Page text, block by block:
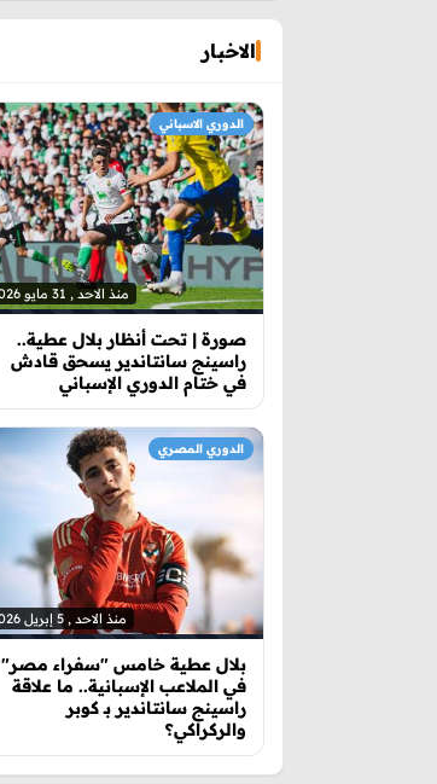
الاخبار
منذ الاحد , 31 مايو 2026
صورة | تحت أنظار بلال عطية..
راسينج سانتاندير يسحق قادش
في ختام الدوري الإسباني
الدوري الاسباني
منذ الاحد , 5 إبريل 2026
بلال عطية خامس "سفراء مصر"
في الملاعب الإسبانية.. ما علاقة
راسينج سانتاندير بـ كوبر
والركراكي؟
الدوري المصري